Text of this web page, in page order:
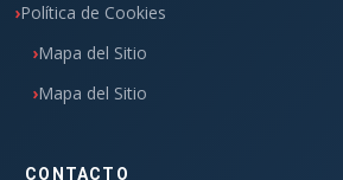
Política de Cookies
Mapa del Sitio
Mapa del Sitio
CONTACTO